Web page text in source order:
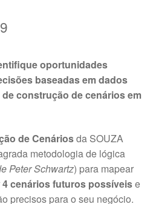
O
atual
é:
oportunidades
baseadas em dados
construção de cenários em
de Cenáriosda SOUZA
metodologia de lógica
Peter Schwartz) para mapear
4 cenários futuros possíveise
precisos para o seu negócio.